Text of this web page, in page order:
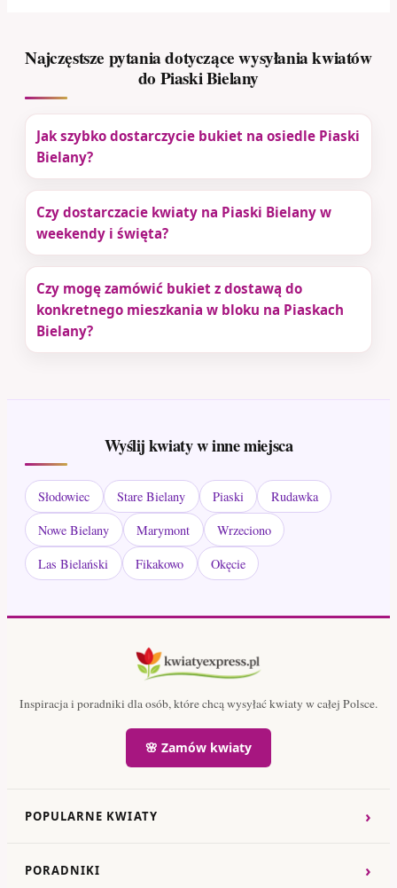
Najczęstsze pytania dotyczące wysyłania kwiatów
do Piaski Bielany
Jak szybko dostarczycie bukiet na osiedle Piaski
Bielany?
Czy dostarczacie kwiaty na Piaski Bielany w
weekendy i święta?
Czy mogę zamówić bukiet z dostawą do
konkretnego mieszkania w bloku na Piaskach
Bielany?
Wyślij kwiaty w inne miejsca
Słodowiec Stare Bielany Piaski
Rudawka
Nowe Bielany
Marymont
Wrzeciono
Las Bielański
Fikakowo Okęcie
Inspiracja i poradniki dla osób, które chcą wysyłać kwiaty w całej Polsce.
🌸 Zamów kwiaty
POPULARNE KWIATY ›
PORADNIKI ›